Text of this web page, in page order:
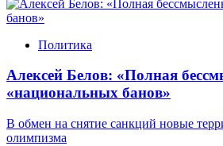
Политика
Алексей Белов: «Полная
«национальных банов»
В обмен на снятие санкций новые
олимпизма